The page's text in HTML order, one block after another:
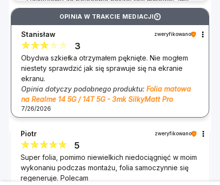
się, że spełniła Twoje oczekiwania i mamy
nadzieję, że nadal będzie się świetnie sprawdzać.
Jeśli masz jakiekolwiek pytania lub potrzebujesz
Zespół 3mk :)
OPINIA W TRAKCIE MEDIACJI ?
Stanisław zweryfikowano
3
Obydwa szkiełka otrzymałem pęknięte. Nie mogłem
niestety sprawdzić jak się sprawuje się na ekranie
ekranu.
Opinia dotyczy podobnego produktu: Folia matowa
na Realme 14 5G / 14T 5G - 3mk SilkyMatt Pro
7/26/2026
Piotr zweryfikowano
5
Super folia, pomimo niewielkich niedociągnięć w moim
wykonaniu podczas montażu, folia samoczynnie się
regeneruje. Polecam